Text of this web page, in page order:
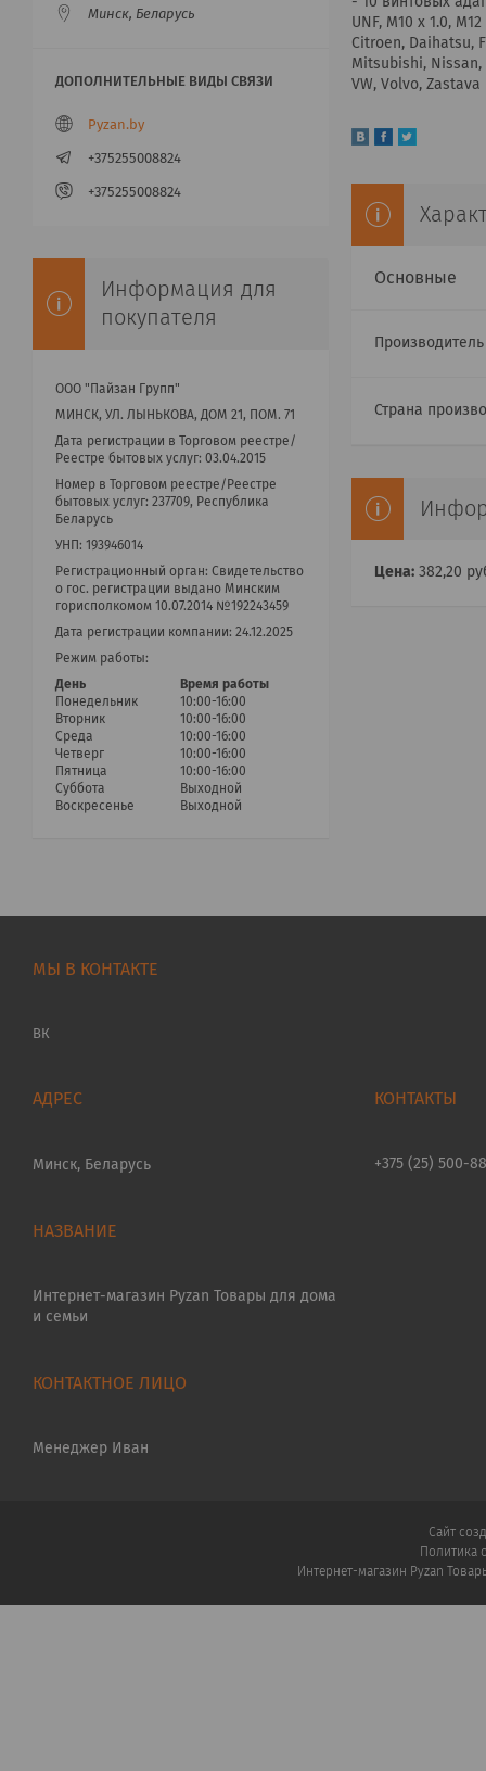
UNF, M10 x 1.0,
Citroen, Daihatsu,
Mitsubishi, Nissan,
VW, Volvo, Zastava
Основные
Страна
Цена: 382,20
Минск, Беларусь
Pyzan.by
+375255008824
+375255008824
Информация для
покупателя
ООО "Пайзан Групп"
МИНСК, УЛ. ЛЫНЬКОВА, ДОМ 21, ПОМ. 71
Дата регистрации в Торговом реестре/
Реестре бытовых услуг: 03.04.2015
Номер в Торговом реестре/Реестре
бытовых услуг: 237709, Республика
Беларусь
УНП: 193946014
Регистрационный орган: Cвидетельство
о гос. регистрации выдано Минским
горисполкомом 10.07.2014 №192243459
Дата регистрации компании: 24.12.2025
Режим работы:
День
Время работы
Понедельник
10:00-16:00
Вторник
10:00-16:00
Среда
10:00-16:00
Четверг
10:00-16:00
Пятница
10:00-16:00
Суббота
Выходной
Воскресенье
Выходной
МЫ В КОНТАКТЕ
ВК
Минск, Беларусь
Интернет-магазин Pyzan Товары для дома
и семьи
Менеджер Иван
+375 (25) 500-
Сайт
Политика
Интернет-магазин Pyzan